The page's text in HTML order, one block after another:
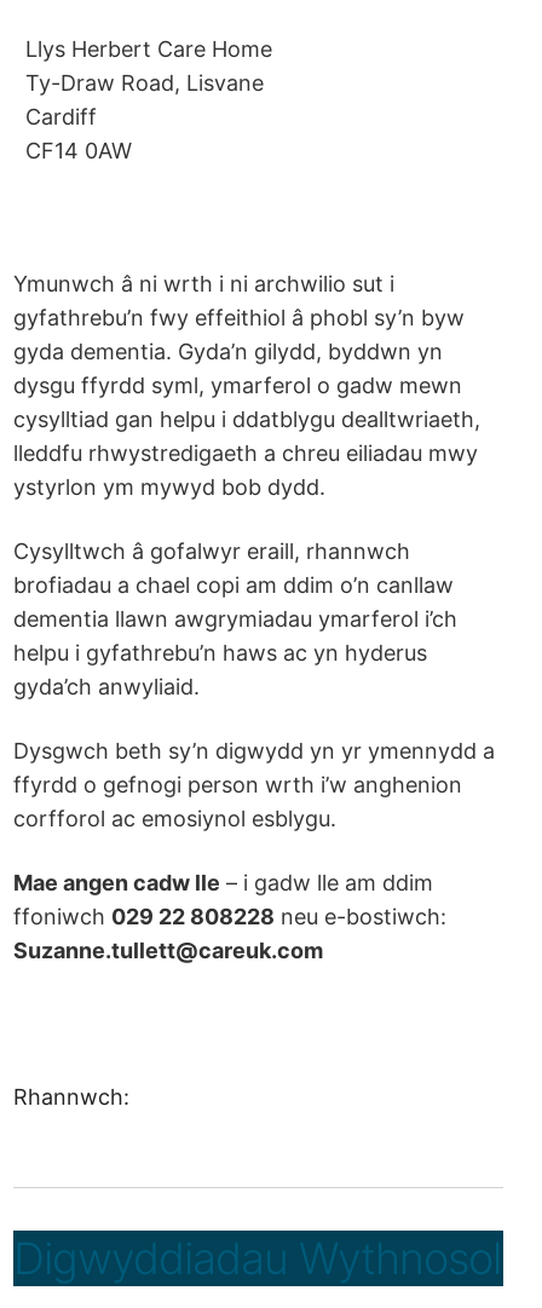
Llys Herbert Care Home
Ty-Draw Road, Lisvane
Cardiff
CF14 0AW
Ymunwch â ni wrth i ni archwilio sut i
gyfathrebu’n fwy effeithiol â phobl sy’n byw
gyda dementia. Gyda’n gilydd, byddwn yn
dysgu ffyrdd syml, ymarferol o gadw mewn
cysylltiad gan helpu i ddatblygu dealltwriaeth,
lleddfu rhwystredigaeth a chreu eiliadau mwy
ystyrlon ym mywyd bob dydd.
Cysylltwch â gofalwyr eraill, rhannwch
brofiadau a chael copi am ddim o’n canllaw
dementia llawn awgrymiadau ymarferol i’ch
helpu i gyfathrebu’n haws ac yn hyderus
gyda’ch anwyliaid.
Dysgwch beth sy’n digwydd yn yr ymennydd a
ffyrdd o gefnogi person wrth i’w anghenion
corfforol ac emosiynol esblygu.
Mae angen cadw lle – i gadw lle am ddim
ffoniwch 029 22 808228 neu e-bostiwch:
Suzanne.tullett@careuk.com
Rhannwch:
Digwyddiadau Wythnosol